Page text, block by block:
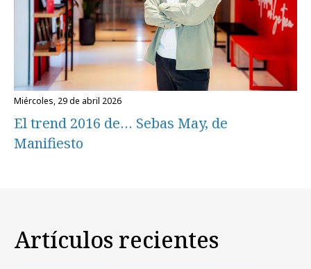
miércoles, 29 de abril 2026
El trend 2016 de… Sebas May, de
Manifiesto
Artículos recientes